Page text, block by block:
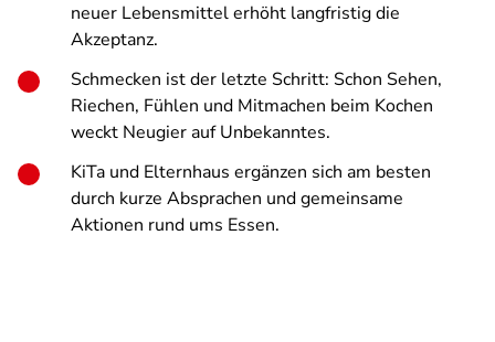
neuer Lebensmittel erhöht langfristig die
Akzeptanz.
Schmecken ist der letzte Schritt: Schon Sehen,
Riechen, Fühlen und Mitmachen beim Kochen
weckt Neugier auf Unbekanntes.
KiTa und Elternhaus ergänzen sich am besten
durch kurze Absprachen und gemeinsame
Aktionen rund ums Essen.